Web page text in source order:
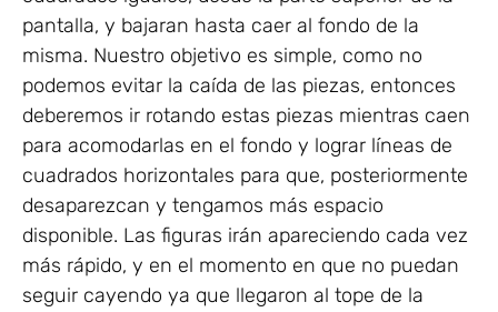
pantalla, y bajaran hasta caer al fondo de la
misma. Nuestro objetivo es simple, como no
podemos evitar la caída de las piezas, entonces
deberemos ir rotando estas piezas mientras caen
para acomodarlas en el fondo y lograr líneas de
cuadrados horizontales para que, posteriormente
desaparezcan y tengamos más espacio
disponible. Las figuras irán apareciendo cada vez
más rápido, y en el momento en que no puedan
seguir cayendo ya que llegaron al tope de la